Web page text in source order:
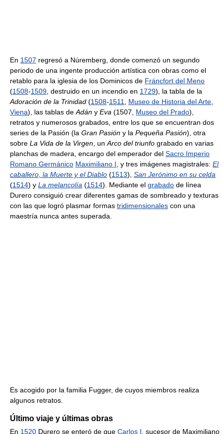
En 1507 regresó a Núremberg, donde comenzó un segundo
periodo de una ingente producción artística con obras como el
retablo para la iglesia de los Dominicos de Fráncfort del Meno
(1508-1509 , destruido en un incendio en 1729), la tabla de la
Adoración de la Trinidad (1508-1511 Museo de Historia del Arte
Viena), las tablas de Adán y Eva (1507, Museo del Prado),
retratos y numerosos grabados, entre los que se encuentran dos
series de la Pasión (la Gran Pasión y la Pequeña Pasión), otra
sobre La Vida de la Virgen , un Arco del triunfo grabado en varias
planchas de madera, encargo del emperador del Sacro Imperio
Romano Germánico Maximiliano I , y tres imágenes magistrales: El
caballero, la Muerte y el Diablo (1513), San Jerónimo en su celda
(1514) y La melancolía (1514). Mediante el grabado de línea
Durero consiguió crear diferentes gamas de sombreado y texturas
con las que logró plasmar formas tridimensionales con una
maestría nunca antes superada.
Es acogido por la familia Fugger, de cuyos miembros realiza
algunos retratos.
Último viaje y últimas obras
En 1520 Durero se enteró de que Carlos I , sucesor de Maximiliano